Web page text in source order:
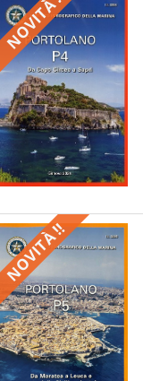
NOVITÀ !!
NOVITÀ !!